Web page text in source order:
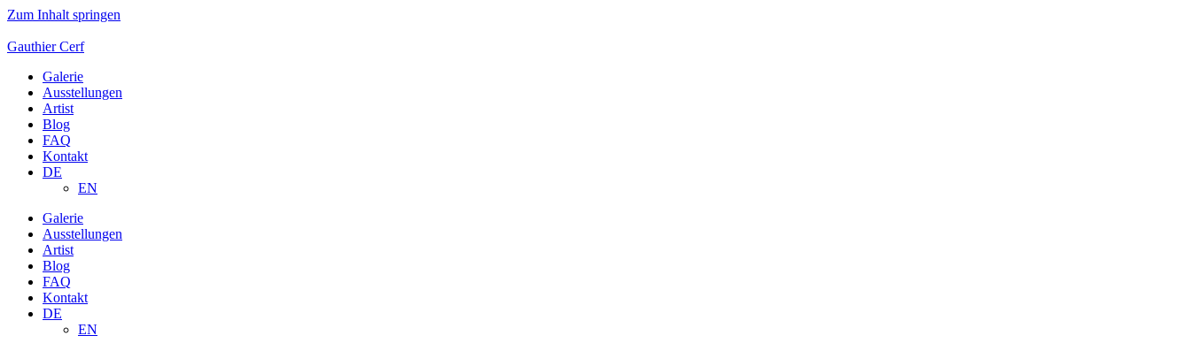
Zum Inhalt springen
Gauthier Cerf
Galerie
Ausstellungen
Artist
Blog
FAQ
Kontakt
DE
EN
Galerie
Ausstellungen
Artist
Blog
FAQ
Kontakt
DE
EN